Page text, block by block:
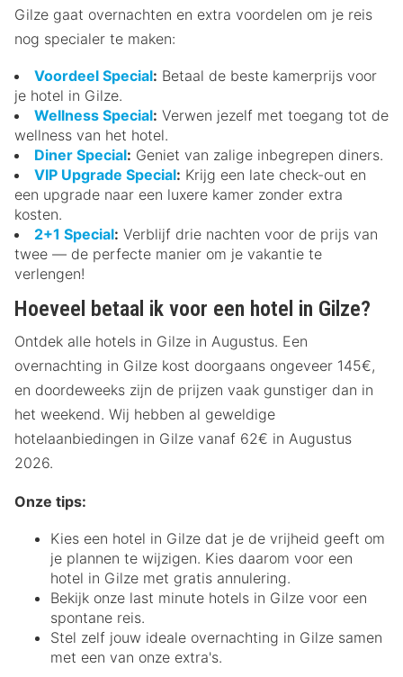
Gilze gaat overnachten en extra voordelen om je reis
nog specialer te maken:
Voordeel Special: Betaal de beste kamerprijs voor
je hotel in Gilze.
Wellness Special: Verwen jezelf met toegang tot de
wellness van het hotel.
Diner Special: Geniet van zalige inbegrepen diners.
VIP Upgrade Special: Krijg een late check-out en
een upgrade naar een luxere kamer zonder extra
kosten.
2+1 Special: Verblijf drie nachten voor de prijs van
twee — de perfecte manier om je vakantie te
verlengen!
Hoeveel betaal ik voor een hotel in Gilze?
Ontdek alle hotels in Gilze in Augustus. Een
overnachting in Gilze kost doorgaans ongeveer 145€,
en doordeweeks zijn de prijzen vaak gunstiger dan in
het weekend. Wij hebben al geweldige
hotelaanbiedingen in Gilze vanaf 62€ in Augustus
2026.
Onze tips:
Kies een hotel in Gilze dat je de vrijheid geeft om
je plannen te wijzigen. Kies daarom voor een
hotel in Gilze met gratis annulering.
Bekijk onze last minute hotels in Gilze voor een
spontane reis.
Stel zelf jouw ideale overnachting in Gilze samen
met een van onze extra's.